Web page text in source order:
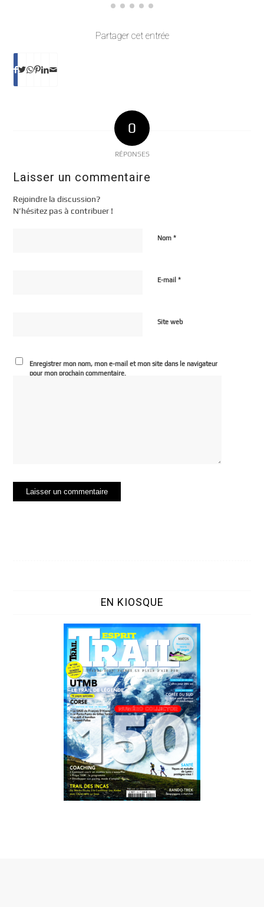
Partager cet entrée
0
RÉPONSES
Laisser un commentaire
Rejoindre la discussion?
N’hésitez pas à contribuer !
Nom*
E-mail*
Site web
Enregistrer mon nom, mon e-mail et mon site dans le navigateur
pour mon prochain commentaire.
EN KIOSQUE